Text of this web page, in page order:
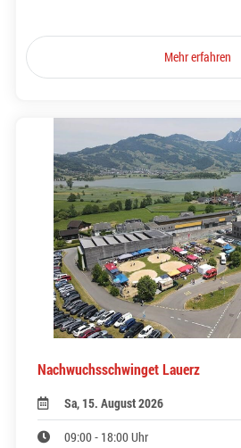
Mehr erfahren
Nachwuchsschwinget Lauerz
Sa, 15. August 2026
09:00 - 18:00 Uhr